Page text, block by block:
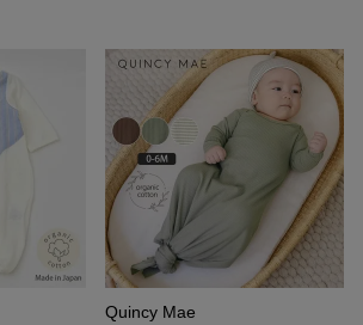
Quincy Mae